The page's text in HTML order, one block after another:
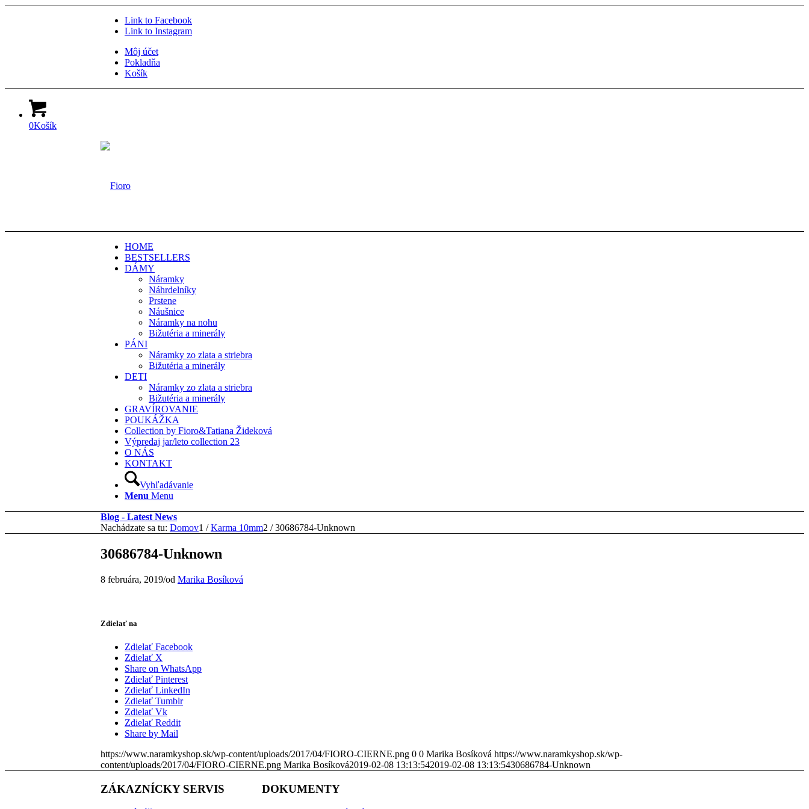
Link to Facebook
Link to Instagram
Môj účet
Pokladňa
Košík
0Košík
HOME
BESTSELLERS
DÁMY
Náramky
Náhrdelníky
Prstene
Náušnice
Náramky na nohu
Bižutéria a minerály
PÁNI
Náramky zo zlata a striebra
Bižutéria a minerály
DETI
Náramky zo zlata a striebra
Bižutéria a minerály
GRAVÍROVANIE
POUKÁŽKA
Collection by Fioro&Tatiana Žideková
Výpredaj jar/leto collection 23
O NÁS
KONTAKT
Vyhľadávanie
Menu Menu
Blog - Latest News
Nachádzate sa tu: Domov1 / Karma 10mm2 / 30686784-Unknown
30686784-Unknown
8 februára, 2019/od Marika Bosíková
Zdielať na
Zdielať Facebook
Zdielať X
Share on WhatsApp
Zdielať Pinterest
Zdielať LinkedIn
Zdielať Tumblr
Zdielať Vk
Zdielať Reddit
Share by Mail
https://www.naramkyshop.sk/wp-content/uploads/2017/04/FIORO-CIERNE.png 0 0 Marika Bosíková https://www.naramkyshop.sk/wp-
content/uploads/2017/04/FIORO-CIERNE.png Marika Bosíková2019-02-08 13:13:542019-02-08 13:13:5430686784-Unknown
ZÁKAZNÍCKY SERVIS DOKUMENTY